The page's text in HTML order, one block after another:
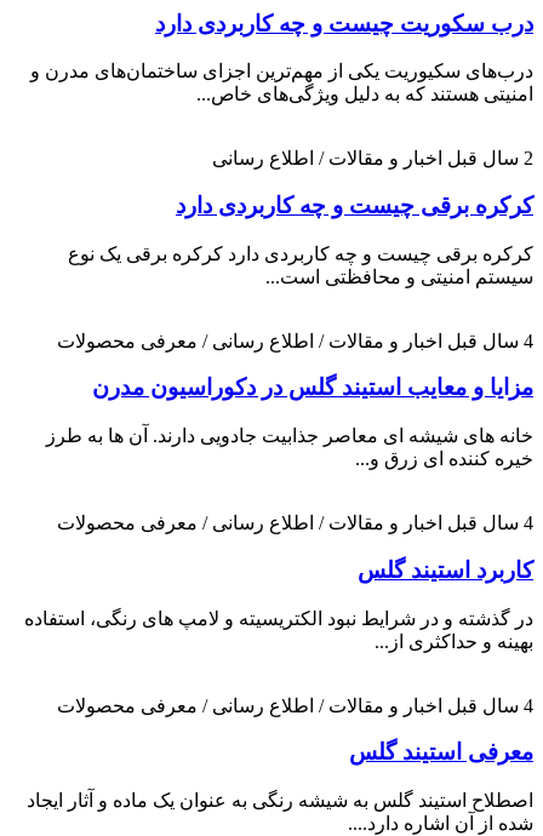
درب سکوریت چیست و چه کاربردی دارد
درب‌های سکیوریت یکی از مهم‌ترین اجزای ساختمان‌های مدرن و
امنیتی هستند که به دلیل ویژگی‌های خاص...
2 سال قبل اخبار و مقالات / اطلاع رسانی
کرکره برقی چیست و چه کاربردی دارد
کرکره برقی چیست و چه کاربردی دارد کرکره برقی یک نوع
سیستم امنیتی و محافظتی است...
4 سال قبل اخبار و مقالات / اطلاع رسانی / معرفی محصولات
مزایا و معایب استیند گلس در دکوراسیون مدرن
خانه های شیشه ای معاصر جذابیت جادویی دارند. آن ها به طرز
خیره کننده ای زرق و...
4 سال قبل اخبار و مقالات / اطلاع رسانی / معرفی محصولات
کاربرد استیند گلس
در گذشته و در شرایط نبود الکتریسیته و لامپ های رنگی، استفاده
بهینه و حداکثری از...
4 سال قبل اخبار و مقالات / اطلاع رسانی / معرفی محصولات
معرفی استیند گلس
اصطلاح استیند گلس به شیشه رنگی به عنوان یک ماده و آثار ایجاد
شده از آن اشاره دارد....